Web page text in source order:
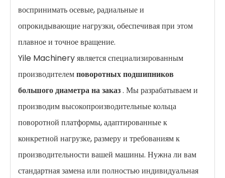
воспринимать осевые, радиальные и
опрокидывающие нагрузки, обеспечивая при этом
плавное и точное вращение.
Yile Machinery является специализированным
производителемповоротных подшипников
большого диаметра на заказ. Мы разрабатываем и
производим высокопроизводительные кольца
поворотной платформы, адаптированные к
конкретной нагрузке, размеру и требованиям к
производительности вашей машины. Нужна ли вам
стандартная замена или полностью индивидуальная